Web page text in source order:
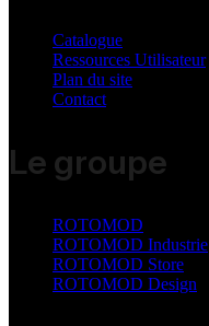
Catalogue
Ressources Utilisateur
Plan du site
Contact
Le groupe
ROTOMOD
ROTOMOD Industrie
ROTOMOD Store
ROTOMOD Design